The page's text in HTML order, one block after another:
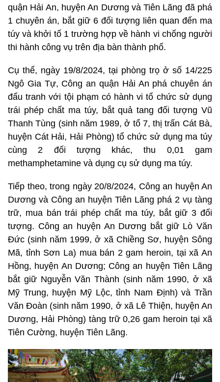
quận Hải An, huyện An Dương và Tiên Lãng đã phá
1 chuyên án, bắt giữ 6 đối tượng liên quan đến ma
túy và khởi tố 1 trường hợp về hành vi chống người
thi hành công vụ trên địa bàn thành phố.
Cụ thể, ngày 19/8/2024, tại phòng trọ ở số 14/225
Ngô Gia Tự, Công an quận Hải An phá chuyên án
đấu tranh với tội phạm có hành vi tổ chức sử dụng
trái phép chất ma túy, bắt quả tang đối tượng Vũ
Thanh Tùng (sinh năm 1989, ở tổ 7, thị trấn Cát Bà,
huyện Cát Hải, Hải Phòng) tổ chức sử dụng ma túy
cùng 2 đối tượng khác, thu 0,01 gam
methamphetamine và dụng cụ sử dụng ma túy.
Tiếp theo, trong ngày 20/8/2024, Công an huyện An
Dương và Công an huyện Tiên Lãng phá 2 vụ tàng
trữ, mua bán trái phép chất ma túy, bắt giữ 3 đối
tượng. Công an huyện An Dương bắt giữ Lò Văn
Đức (sinh năm 1999, ở xã Chiềng Sơ, huyện Sông
Mã, tỉnh Sơn La) mua bán 2 gam heroin, tại xã An
Hồng, huyện An Dương; Công an huyện Tiên Lãng
bắt giữ Nguyễn Văn Thành (sinh năm 1990, ở xã
Mỹ Trung, huyện Mỹ Lộc, tỉnh Nam Định) và Trần
Văn Đoàn (sinh năm 1990, ở xã Lê Thiện, huyện An
Dương, Hải Phòng) tàng trữ 0,26 gam heroin tại xã
Tiên Cường, huyện Tiên Lãng.